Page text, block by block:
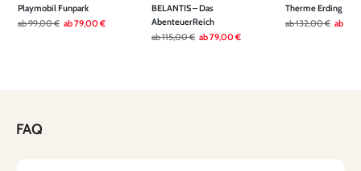
Playmobil Funpark
ab99,00 € ab79,00 €
BELANTIS – Das
AbenteuerReich
ab115,00 € ab79,00 €
Therme Erding
ab132,00 € ab
FAQ